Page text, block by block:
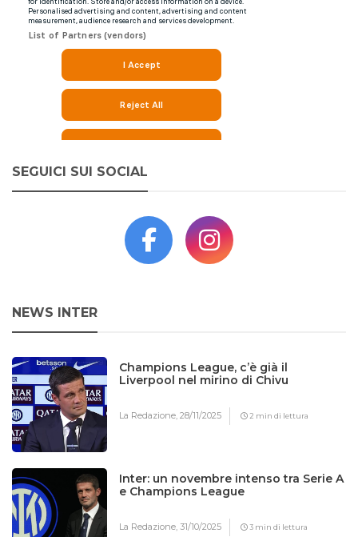
SEGUICI SUI SOCIAL
NEWS INTER
Champions League, c’è già il
Liverpool nel mirino di Chivu
La Redazione,28/11/2025 2 min di lettura
Inter: un novembre intenso tra Serie A
e Champions League
La Redazione,31/10/2025 3 min di lettura